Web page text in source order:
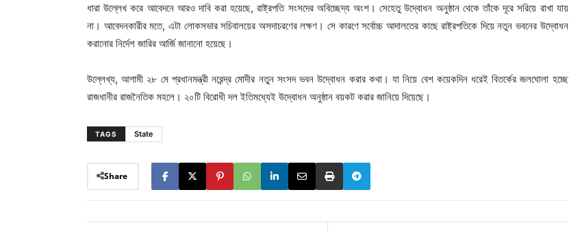
ধারা উল্লেখ করে আবেদনে আরও দাবি করা হয়েছে, রাষ্ট্রপতি সংসদের অবিচ্ছেদ্য অংশ। সেহেতু উদ্বোধন অনুষ্ঠান থেকে তাঁকে দূরে সরিয়ে রাখা যায়
না। আবেদনকারীর মতে, এটা লোকসভার সচিবালয়ের অসদাচরণের লক্ষণ। সে কারণে সর্বোচ্চ আদালতের কাছে রাষ্ট্রপতিকে দিয়ে নতুন ভবনের উদ্বোধন
করানোর নির্দেশ জারির আর্জি জানানো হয়েছে।
উল্লেখ্য, আগামী ২৮ মে প্রধানমন্ত্রী নরেন্দ্র মোদীর নতুন সংসদ ভবন উদ্বোধন করার কথা। যা নিয়ে বেশ কয়েকদিন ধরেই বিতর্কের জলঘোলা হচ্ছে
রাজধানীর রাজনৈতিক মহলে। ২০টি বিরোধী দল ইতিমধ্যেই উদ্বোধন অনুষ্ঠান বয়কট করার জানিয়ে দিয়েছে।
TAGS State
Share